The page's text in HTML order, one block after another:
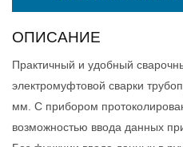
ОПИСАНИЕ
Практичный и удобный
электромуфтовой сварки
мм. С прибором
возможностью ввода данных